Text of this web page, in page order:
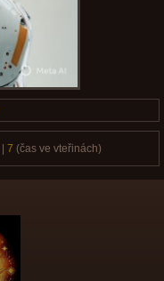
7 (čas ve vteřinách)